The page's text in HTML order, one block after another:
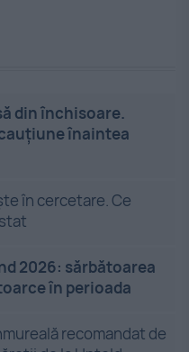
din închisoare.
înaintea
în cercetare. Ce
2026: sărbătoarea
în perioada
recomandat de